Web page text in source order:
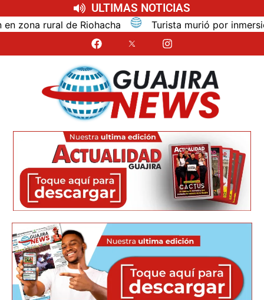
ULTIMAS NOTICIAS
rural de Riohacha Turista murió por inmersión